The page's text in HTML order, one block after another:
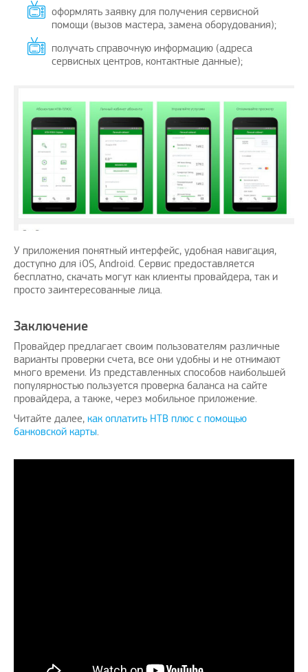
оформлять заявку для получения сервисной
помощи (вызов мастера, замена оборудования);
получать справочную информацию (адреса
сервисных центров, контактные данные);
У приложения понятный интерфейс, удобная навигация,
доступно для iOS, Android. Сервис предоставляется
бесплатно, скачать могут как клиенты провайдера, так и
просто заинтересованные лица.
Заключение
Провайдер предлагает своим пользователям различные
варианты проверки счета, все они удобны и не отнимают
много времени. Из представленных способов наибольшей
популярностью пользуется проверка баланса на сайте
провайдера, а также, через мобильное приложение.
Читайте далее, как оплатить НТВ плюс с помощью
банковской карты.